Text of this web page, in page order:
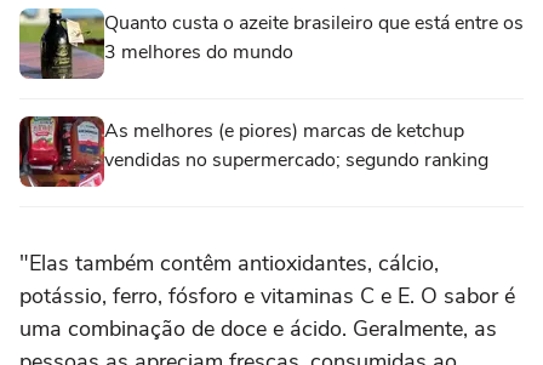
Quanto custa o azeite brasileiro que está entre os
3 melhores do mundo
As melhores (e piores) marcas de ketchup
vendidas no supermercado; segundo ranking
"Elas também contêm antioxidantes, cálcio,
potássio, ferro, fósforo e vitaminas C e E. O sabor é
uma combinação de doce e ácido. Geralmente, as